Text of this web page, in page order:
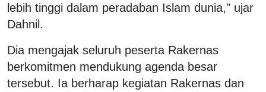
lebih tinggi dalam peradaban Islam dunia," ujar
Dahnil.
Dia mengajak seluruh peserta Rakernas
berkomitmen mendukung agenda besar
tersebut. Ia berharap kegiatan Rakernas dan